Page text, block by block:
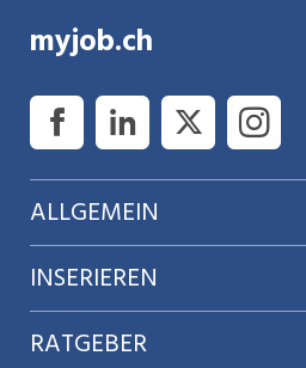
myjob.ch
ALLGEMEIN
Über uns
AGB
INSERIEREN
Preise & Leistungen
RATGEBER